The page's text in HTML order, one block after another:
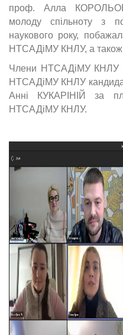
проф. Алла
молоду спільноту з
наукового року,
НТСАДіМУ КНЛУ, а також
Члени НТСАДіМУ КНЛУ
НТСАДіМУ КНЛУ
Анні КУКАРІНІЙ за
НТСАДіМУ КНЛУ.